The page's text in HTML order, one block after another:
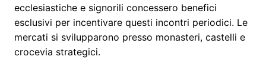
ecclesiastiche e signorili concessero benefici
esclusivi per incentivare questi incontri periodici. Le
mercati si svilupparono presso monasteri, castelli e
crocevia strategici.